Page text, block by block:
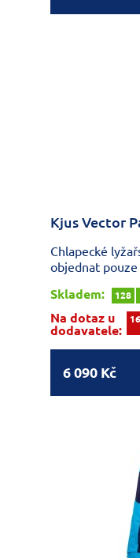
Kjus Vector
Chlapecké
objednat
Skladem:
128
Na dotaz u
dodavatele:
6 090 Kč